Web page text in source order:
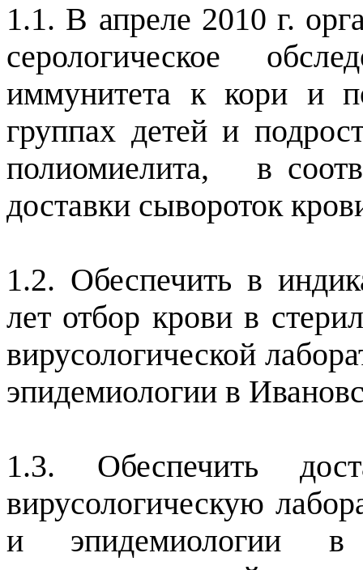
1.1. В апреле 2010 г.
серологическое
иммунитета к кори и
группах детей и
полиомиелита,
в
доставки сывороток
1.2. Обеспечить в
лет отбор крови в
вирусологической
эпидемиологии в
1.3. Обеспечить
вирусологическую
и эпидемиологии